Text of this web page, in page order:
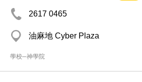
2617 0465
油麻地 Cyber Plaza
學校─神學院